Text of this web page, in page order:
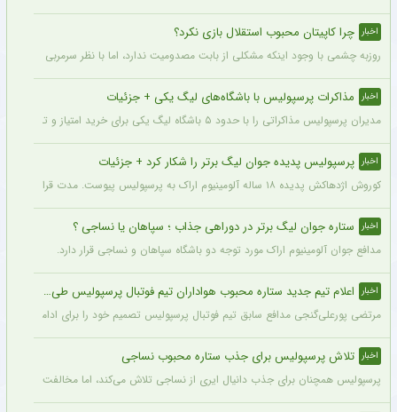
اخبار چرا کاپیتان محبوب استقلال بازی نکرد؟
روزبه چشمی با وجود اینکه مشکلی از بابت مصدومیت ندارد، اما با نظر سرمربی استقلال
اخبار مذاکرات پرسپولیس با باشگاه‌های لیگ یکی + جزئیات
مدیران پرسپولیس مذاکراتی را با حدود ۵ باشگاه لیگ یکی برای خرید امتیاز و تشکیل تیم «ب» آغاز کرده‌اند.
اخبار پرسپولیس پدیده جوان لیگ برتر را شکار کرد + جزئیات
کوروش اژدهاکش پدیده ۱۸ ساله آلومینیوم اراک به پرسپولیس پیوست. مدت قرارداد اژدهاکش با پرسپولیس به مدت ۴ سال است.
اخبار ستاره جوان لیگ برتر در دوراهی جذاب ؛ سپاهان یا نساجی ؟
مدافع جوان آلومینیوم اراک مورد توجه دو باشگاه سپاهان و نساجی قرار دارد.
اخبار اعلام تیم جدید ستاره محبوب هواداران تیم فوتبال پرسپولیس طی ۴۸ ساعت آینده
مرتضی پورعلی‌گنجی مدافع سابق تیم فوتبال پرسپولیس تصمیم خود را برای ادامه
اخبار تلاش پرسپولیس برای جذب ستاره محبوب نساجی
پرسپولیس همچنان برای جذب دانیال ایری از نساجی تلاش می‌کند، اما مخالفت